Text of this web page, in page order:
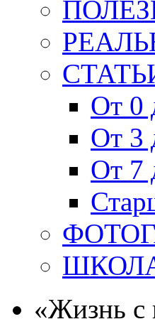
От 0
От 3
От 7
«Жизнь с